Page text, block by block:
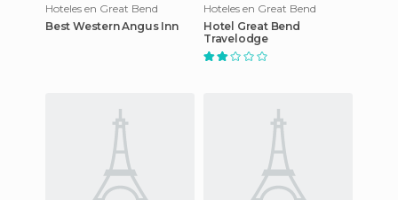
Hoteles en Great Bend
Best Western Angus Inn
Hoteles en Great Bend
Hotel Great Bend
Travelodge